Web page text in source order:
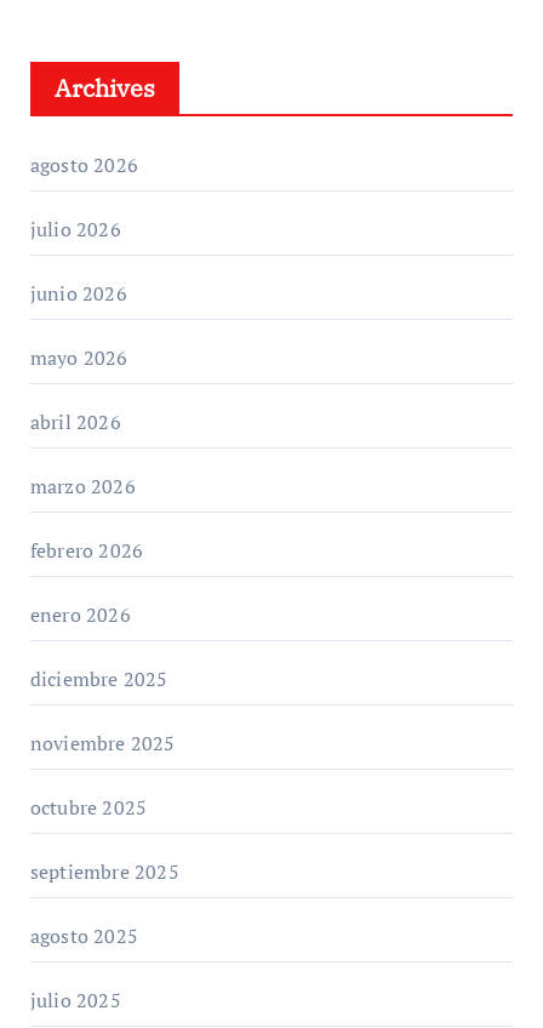
Archives
agosto 2026
julio 2026
junio 2026
mayo 2026
abril 2026
marzo 2026
febrero 2026
enero 2026
diciembre 2025
noviembre 2025
octubre 2025
septiembre 2025
agosto 2025
julio 2025